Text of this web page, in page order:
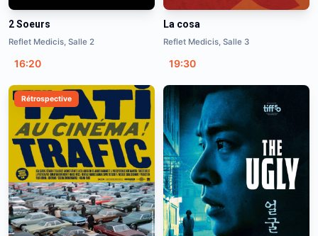
2 Soeurs
Reflet Medicis, Salle 2
16:20
La cosa
Reflet Medicis, Salle 3
19:30
Rétrospective